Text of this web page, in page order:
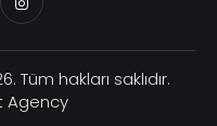
Tüm hakları saklıdır.
Agency